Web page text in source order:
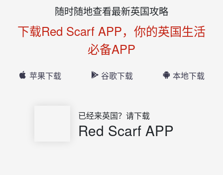
随时随地查看最新英国攻略
下载Red Scarf APP，你的英国生活
必备APP
苹果下载 谷歌下载 本地下载
已经来英国？请下载
Red Scarf APP